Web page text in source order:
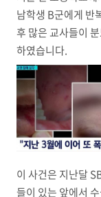
남학생 B군에게 반
후 많은 교사들이
하였습니다.
이 사건은 지난달
들이 있는 앞에서